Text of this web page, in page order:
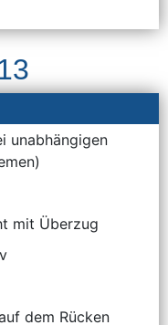
unabhängigen
mit Überzug
dem Rücken